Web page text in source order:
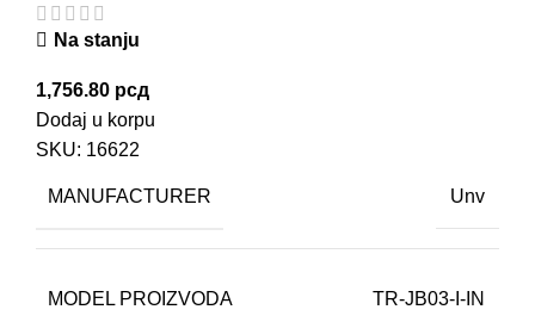
Na stanju
1,756.80 рсд
Dodaj u korpu
SKU: 16622
MANUFACTURER Unv
MODEL PROIZVODA TR-JB03-I-IN